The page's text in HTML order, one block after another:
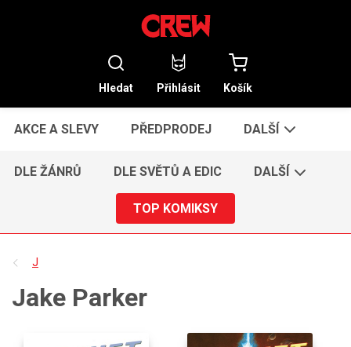
Hledat Přihlásit Košík
AKCE A SLEVY PŘEDPRODEJ DALŠÍ
DLE ŽÁNRŮ DLE SVĚTŮ A EDIC DALŠÍ
TOP KOMIKSY
J
Jake Parker